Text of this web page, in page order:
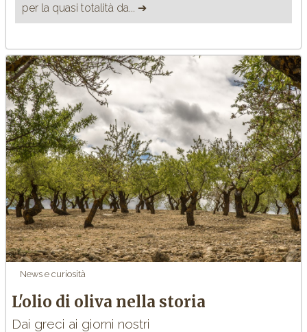
per la quasi totalità da... ➔
News e curiosità
L'olio di oliva nella storia
Dai greci ai giorni nostri